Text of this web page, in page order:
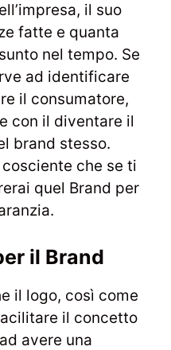
il suo
fatte e quanta
nel tempo. Se
ad identificare
il consumatore,
con il diventare il
brand stesso.
che se ti
quel Brand per
il Brand
il logo, così come
il concetto
avere una